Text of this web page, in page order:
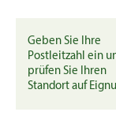
Geben Sie Ihre
Postleitzahl ein
prüfen Sie Ihren
Standort auf